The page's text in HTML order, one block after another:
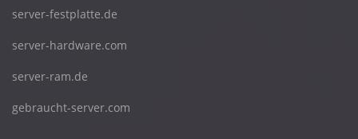
server-festplatte.de
server-hardware.com
server-ram.de
gebraucht-server.com